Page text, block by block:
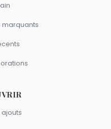
marquants
ajouts